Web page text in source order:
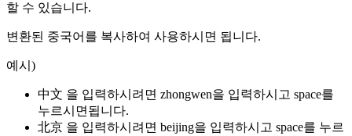
할 수 있습니다.
변환된 중국어를 복사하여 사용하시면 됩니다.
예시)
中文 을 입력하시려면 zhongwen을 입력하시고 space를
누르시면됩니다.
北京 을 입력하시려면 beijing을 입력하시고 space를 누르